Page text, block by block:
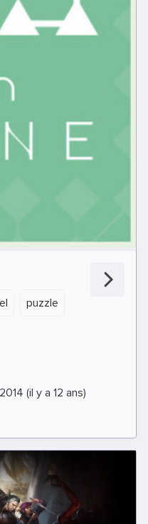
puzzle
(il y a 12 ans)